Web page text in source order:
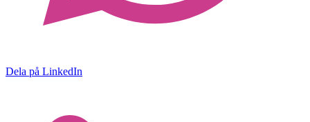
Dela på LinkedIn